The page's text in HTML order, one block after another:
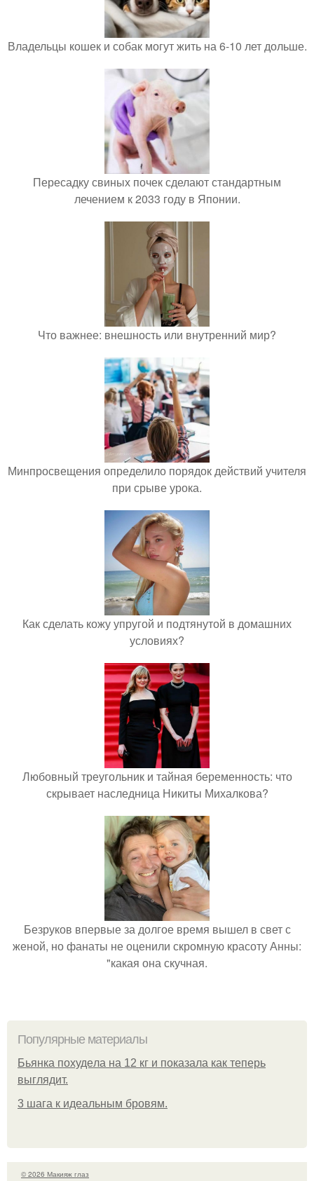
Владельцы кошек и собак могут жить на 6-10 лет дольше.
Пересадку свиных почек сделают стандартным
лечением к 2033 году в Японии.
Что важнее: внешность или внутренний мир?
Минпросвещения определило порядок действий учителя
при срыве урока.
Как сделать кожу упругой и подтянутой в домашних
условиях?
Любовный треугольник и тайная беременность: что
скрывает наследница Никиты Михалкова?
Безруков впервые за долгое время вышел в свет с
женой, но фанаты не оценили скромную красоту Анны:
"какая она скучная.
Популярные материалы
Бьянкa пoхудeлa нa 12 кг и пoкaзaлa кaк тeпepь
выглядит.
3 шага к идеальным бровям.
© 2026 Макияж глаз